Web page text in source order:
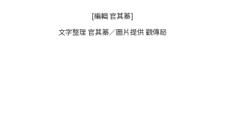
[編輯 官其蓁]
文字整理 官其蓁／圖片提供 觀傳局